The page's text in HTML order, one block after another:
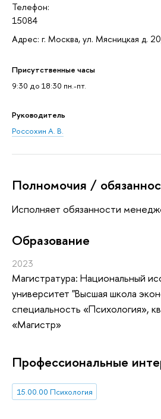
Телефон:
15084
Адрес: г. Москва, ул. Мясницкая д.
Присутственные часы
9:30 до 18:30 пн.-пт.
Руководитель
Россохин А. В.
Полномочия /
Исполняет обязанности
Oбразование
2023
Магистратура: Национальный
университет "Высшая школа
специальность «Психология»,
«Магистр»
Профессиональные
15.00.00 Психология